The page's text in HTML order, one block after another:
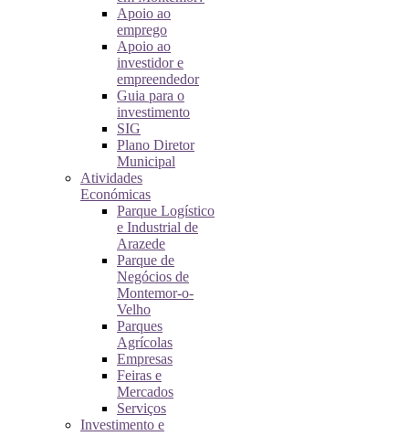
Apoio ao
emprego
Apoio ao
investidor e
empreendedor
Guia para o
investimento
SIG
Plano Diretor
Municipal
Atividades
Económicas
Parque Logístico
e Industrial de
Arazede
Parque de
Negócios de
Montemor-o-
Velho
Parques
Agrícolas
Empresas
Feiras e
Mercados
Serviços
Investimento e